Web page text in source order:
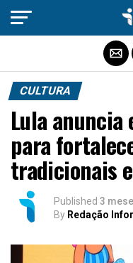
CULTURA
Lula anuncia
para
tradicionais
Published 3
By Redação
Sair